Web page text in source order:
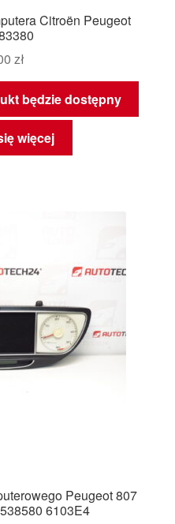
Citroën Peugeot
zł
będzie dostępny
więcej
Peugeot 807
6103E4